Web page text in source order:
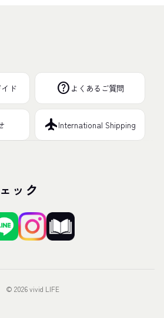
ド help よくあるご質問
flightInternational Shipping
ック
© 2026 vivid LIFE